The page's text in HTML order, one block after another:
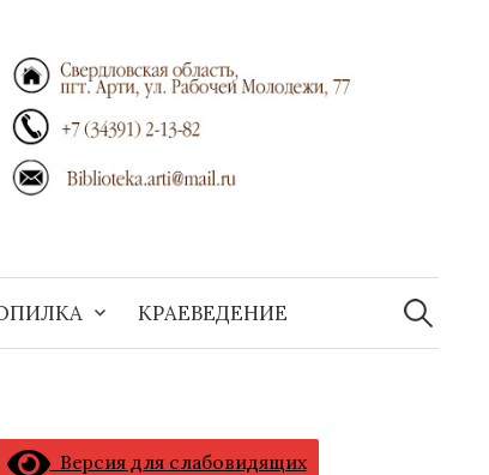
КРАЕВЕДЕНИЕ
Найти:
Версия для слабовидящих